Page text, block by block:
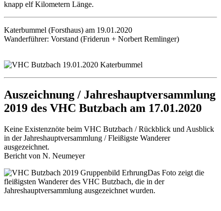
knapp elf Kilometern Länge.
Katerbummel (Forsthaus) am 19.01.2020
Wanderführer: Vorstand (Friderun + Norbert Remlinger)
Auszeichnung / Jahreshauptversammlung
2019 des VHC Butzbach am 17.01.2020
Keine Existenznöte beim VHC Butzbach / Rückblick und Ausblick
in der Jahreshauptversammlung / Fleißigste Wanderer
ausgezeichnet.
Bericht von N. Neumeyer
Das Foto zeigt die
fleißigsten Wanderer des VHC Butzbach, die in der
Jahreshauptversammlung ausgezeichnet wurden.